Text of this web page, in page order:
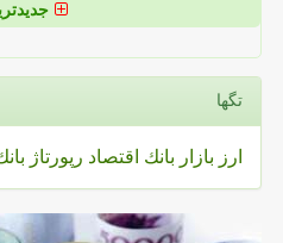
تگها
ارز بازار بانك اقتصاد رپورتاژ